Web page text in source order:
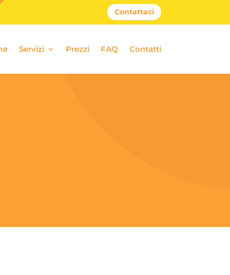
Contattaci
Servizi Prezzi FAQ Contatti